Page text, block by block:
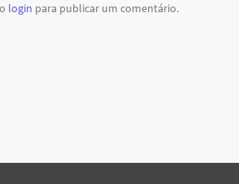
login para publicar um comentário.